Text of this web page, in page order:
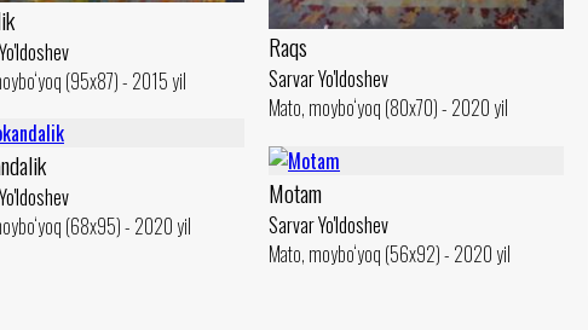
(95x87) - 2015 yil
Raqs
Sarvar Yo'ldoshev
Mato, moybo‘yoq (80x70) - 2020 yil
(68x95) - 2020 yil
Motam
Sarvar Yo'ldoshev
Mato, moybo‘yoq (56x92) - 2020 yil